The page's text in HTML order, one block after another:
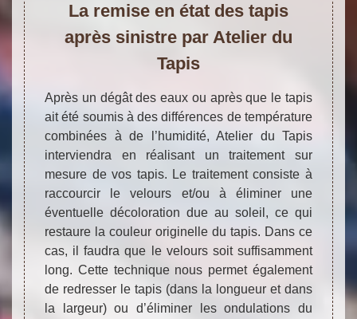
La remise en état des tapis
après sinistre par Atelier du
Tapis
Après un dégât des eaux ou après que le tapis
ait été soumis à des différences de température
combinées à de l’humidité, Atelier du Tapis
interviendra en réalisant un traitement sur
mesure de vos tapis. Le traitement consiste à
raccourcir le velours et/ou à éliminer une
éventuelle décoloration due au soleil, ce qui
restaure la couleur originelle du tapis. Dans ce
cas, il faudra que le velours soit suffisamment
long. Cette technique nous permet également
de redresser le tapis (dans la longueur et dans
la largeur) ou d’éliminer les ondulations du